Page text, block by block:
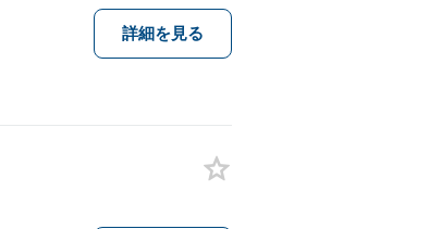
詳細を見る